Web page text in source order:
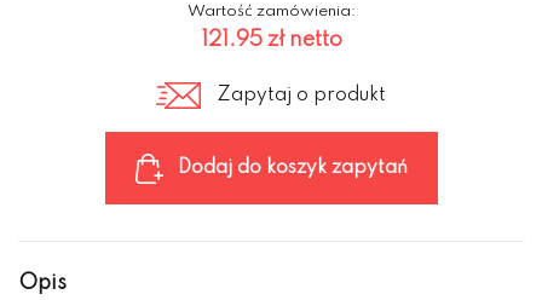
Wartość zamówienia:
121.95 złnetto
Zapytaj o produkt
Dodaj do koszyk zapytań
Opis